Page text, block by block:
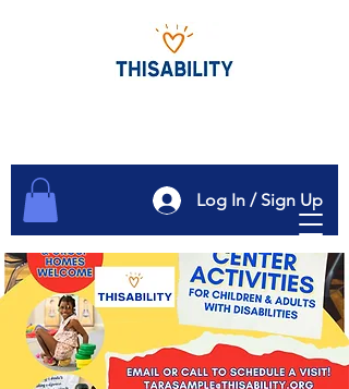
Log In / Sign Up